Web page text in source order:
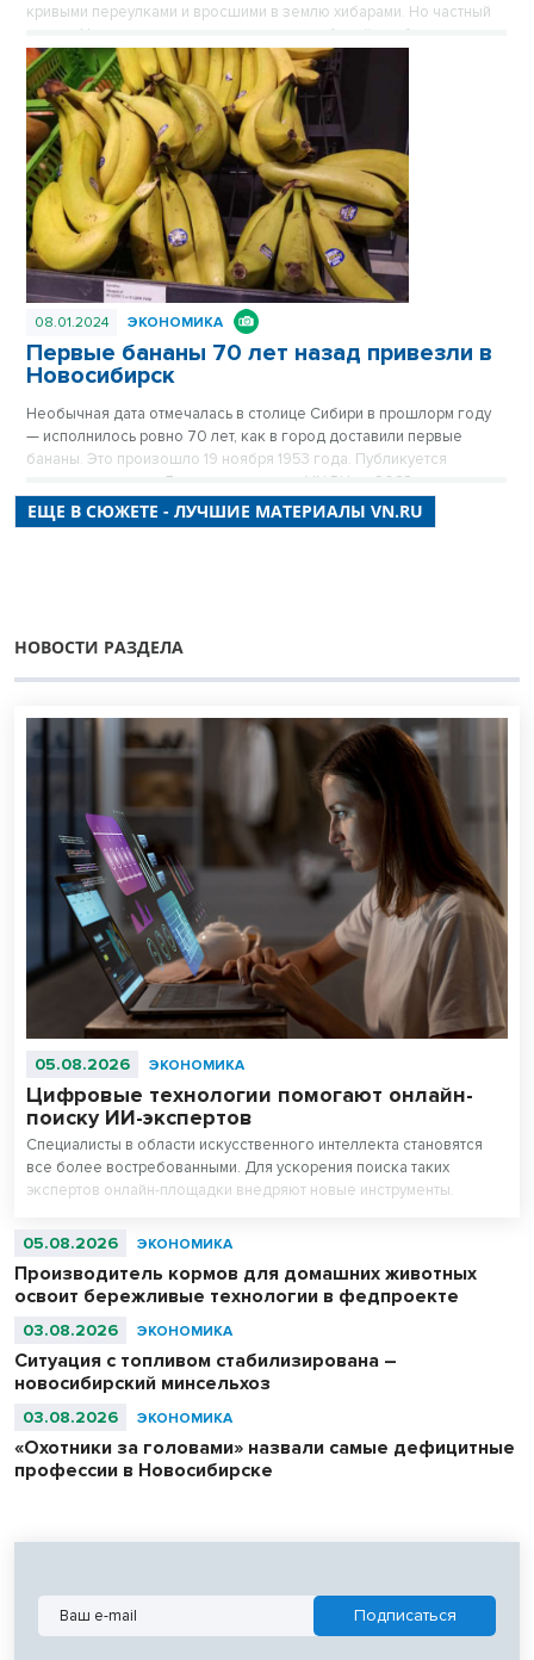
кривыми переулками и вросшими в землю хибарами. Но частный
сектор Нахаловки, где сильны правила рабочей слободки, уже не
тот, что прежде. Дома здесь примерили одежду из сайдинга, есть
водопровод, проводится газ. Здесь даже родился самый
легендарный герой Новосибирска, но инвесторы все еще
обходят стороной близкую к Оби территорию. Публикуется
повторно в цикле «Лучшие материалы VN.RU за 2023 год».
08.01.2024 ЭКОНОМИКА
Первые бананы 70 лет назад привезли в
Новосибирск
Необычная дата отмечалась в столице Сибири в прошлорм году
— исполнилось ровно 70 лет, как в город доставили первые
бананы. Это произошло 19 ноября 1953 года. Публикуется
повторно в цикле «Лучшие материалы VN.RU за 2023 год».
ЕЩЕ В СЮЖЕТЕ - ЛУЧШИЕ МАТЕРИАЛЫ VN.RU
НОВОСТИ РАЗДЕЛА
05.08.2026 ЭКОНОМИКА
Цифровые технологии помогают онлайн-
поиску ИИ-экспертов
Специалисты в области искусственного интеллекта становятся
все более востребованными. Для ускорения поиска таких
экспертов онлайн-площадки внедряют новые инструменты.
05.08.2026 ЭКОНОМИКА
Производитель кормов для домашних животных
освоит бережливые технологии в федпроекте
03.08.2026 ЭКОНОМИКА
Ситуация с топливом стабилизирована –
новосибирский минсельхоз
03.08.2026 ЭКОНОМИКА
«Охотники за головами» назвали самые дефицитные
профессии в Новосибирске